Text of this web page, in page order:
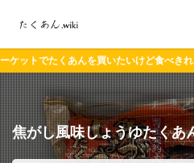
買いたいけど食べきれるか自信がない方
焦がし風味しょうゆたくあ